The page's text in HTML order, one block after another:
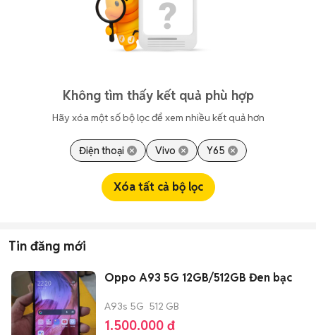
Không tìm thấy kết quả phù hợp
Hãy xóa một số bộ lọc để xem nhiều kết quả hơn
Điện thoại Vivo Y65
Xóa tất cả bộ lọc
Tin đăng mới
Oppo A93 5G 12GB/512GB Đen bạc
A93s 5G 512 GB
1.500.000 đ